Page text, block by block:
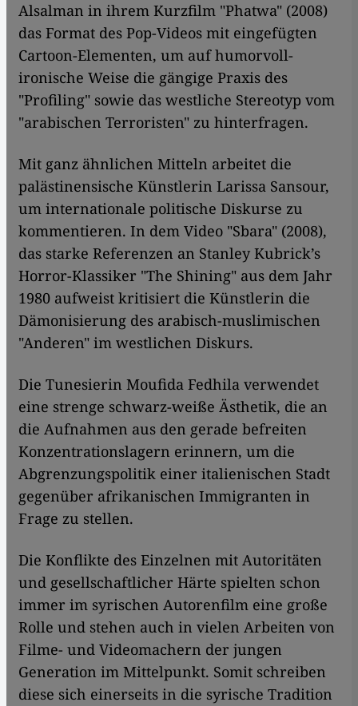
Alsalman in ihrem Kurzfilm "Phatwa" (2008)
das Format des Pop-Videos mit eingefügten
Cartoon-Elementen, um auf humorvoll-
ironische Weise die gängige Praxis des
"Profiling" sowie das westliche Stereotyp vom
"arabischen Terroristen" zu hinterfragen.
Mit ganz ähnlichen Mitteln arbeitet die
palästinensische Künstlerin Larissa Sansour,
um internationale politische Diskurse zu
kommentieren. In dem Video "Sbara" (2008),
das starke Referenzen an Stanley Kubrick’s
Horror-Klassiker "The Shining" aus dem Jahr
1980 aufweist kritisiert die Künstlerin die
Dämonisierung des arabisch-muslimischen
"Anderen" im westlichen Diskurs.
Die Tunesierin Moufida Fedhila verwendet
eine strenge schwarz-weiße Ästhetik, die an
die Aufnahmen aus den gerade befreiten
Konzentrationslagern erinnern, um die
Abgrenzungspolitik einer italienischen Stadt
gegenüber afrikanischen Immigranten in
Frage zu stellen.
Die Konflikte des Einzelnen mit Autoritäten
und gesellschaftlicher Härte spielten schon
immer im syrischen Autorenfilm eine große
Rolle und stehen auch in vielen Arbeiten von
Filme- und Videomachern der jungen
Generation im Mittelpunkt. Somit schreiben
diese sich einerseits in die syrische Tradition